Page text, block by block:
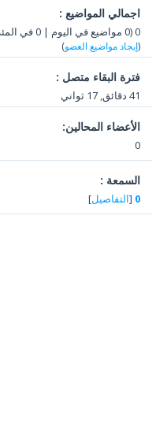
اجمالي المواضيع :
0 (0 مواضيع في اليوم | 0 في المئه من اجمالي المواضيع)
إيجاد مواضيع العضو)
فترة البقاء متصل :
41 دقائق, 17 ثواني
الأعضاء المحالين:
0
السمعة :
0
[ التفاصيل]